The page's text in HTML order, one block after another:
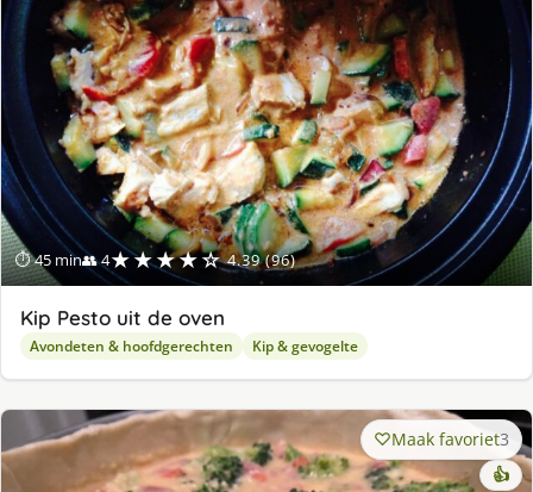
⏱ 45 min👥 4★★★★☆ 4.39 (96)
Kip Pesto uit de oven
Avondeten & hoofdgerechten Kip & gevogelte
Maak favoriet3
👍